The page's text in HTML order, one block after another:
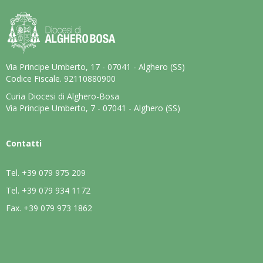
Via Principe Umberto, 17 - 07041 - Alghero (SS)
Codice Fiscale. 92110880900
Curia Diocesi di Alghero-Bosa
Via Principe Umberto, 7 - 07041 - Alghero (SS)
Contatti
Tel. +39 079 975 209
Tel. +39 079 934 1172
Fax. +39 079 973 1862